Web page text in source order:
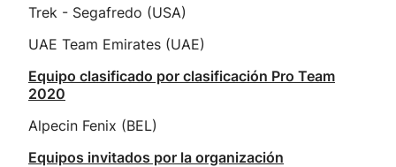
Trek - Segafredo (USA)
UAE Team Emirates (UAE)
Equipo clasificado por clasificación Pro Team
2020
Alpecin Fenix (BEL)
Equipos invitados por la organización